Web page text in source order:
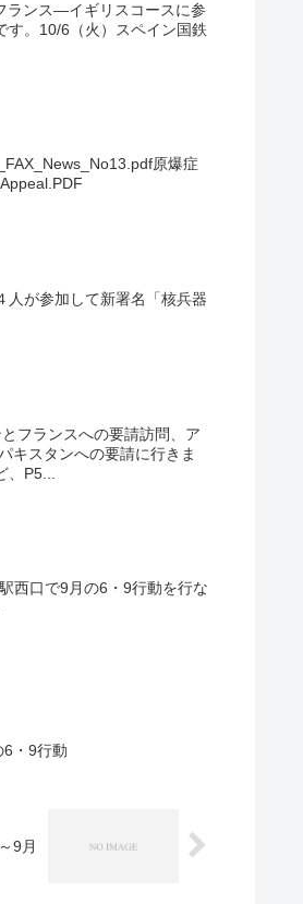
ランス—イギリスコースに参
す。10/6（火）スペイン国鉄
原爆症
人が参加して新署名「核兵器
フランスへの要請訪問、ア
キスタンへの要請に行きま
、P5...
西口で9月の6・9行動を行な
・9行動
9月